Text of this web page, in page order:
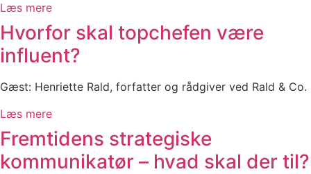
Læs mere
Hvorfor skal topchefen være
influent?
Gæst: Henriette Rald, forfatter og rådgiver ved Rald & Co.
Læs mere
Fremtidens strategiske
kommunikatør – hvad skal der til?